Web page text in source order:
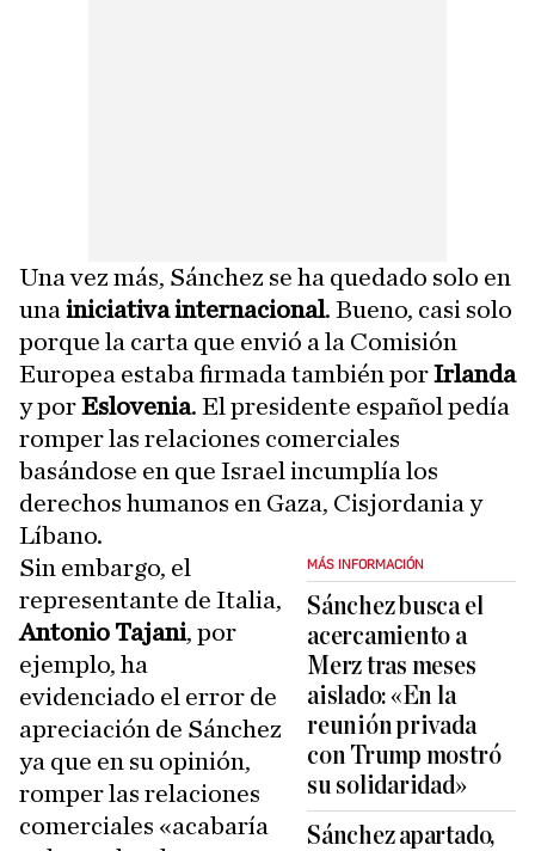
Una vez más, Sánchez se ha quedado solo en
una iniciativa internacional. Bueno, casi solo
porque la carta que envió a la Comisión
Europea estaba firmada también porIrlanda
y porEslovenia. El presidente español pedía
romper las relaciones comerciales
basándose en que Israel incumplía los
derechos humanos en Gaza, Cisjordania y
Líbano.
MÁS INFORMACIÓN
Sánchez busca el
acercamiento a
Merz tras meses
aislado: «En la
reunión privada
con Trump mostró
su solidaridad»
Sánchez apartado,
Sin embargo, el
representante de Italia,
Antonio Tajani, por
ejemplo, ha
evidenciado el error de
apreciación de Sánchez
ya que en su opinión,
romper las relaciones
comerciales «acabaría